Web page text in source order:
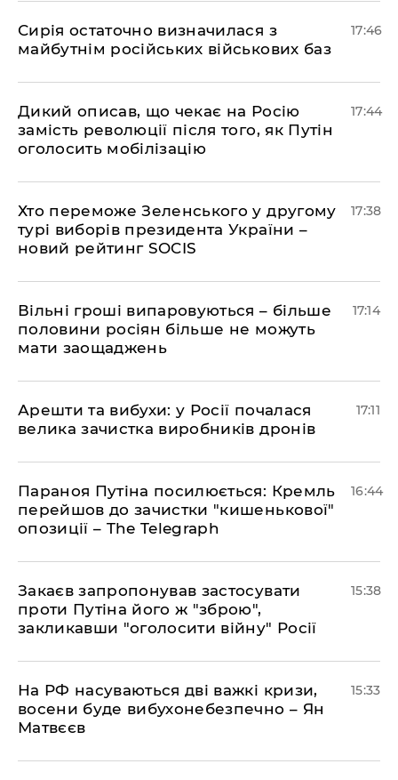
Сирія остаточно визначилася з
майбутнім російських військових баз
17:46
Дикий описав, що чекає на Росію
замість революції після того, як Путін
оголосить мобілізацію
17:44
Хто переможе Зеленського у другому
турі виборів президента України –
новий рейтинг SOCIS
17:38
Вільні гроші випаровуються – більше
половини росіян більше не можуть
мати заощаджень
17:14
Арешти та вибухи: у Росії почалася
велика зачистка виробників дронів
17:11
Параноя Путіна посилюється: Кремль
перейшов до зачистки "кишенькової"
опозиції – The Telegraph
16:44
Закаєв запропонував застосувати
проти Путіна його ж "зброю",
закликавши "оголосити війну" Росії
15:38
На РФ насуваються дві важкі кризи,
восени буде вибухонебезпечно – Ян
Матвєєв
15:33